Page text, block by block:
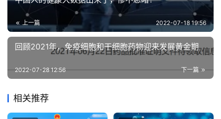
上一篇 2022-07-18 19:56
回顾2021年，免疫细胞和干细胞药物迎来发展黄金期
下一篇
2022-07-28 12:56
相关推荐